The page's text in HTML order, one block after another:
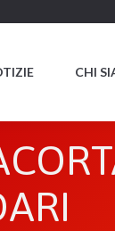
CHI